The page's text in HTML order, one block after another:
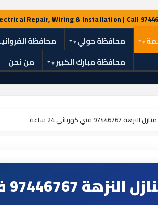
محافظة حولي محافظة
محافظة مبارك الكبير
من نحن
فني كهربائي 24 ساعة
فني كهربائي 24 ساعة